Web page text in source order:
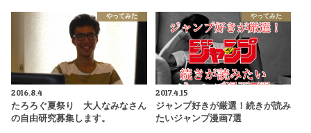
やってみた
2016.8.4
たろろぐ夏祭り 大人なみなさん
の自由研究募集します。
やってみた
2017.4.15
ジャンプ好きが厳選！続きが読み
たいジャンプ漫画7選